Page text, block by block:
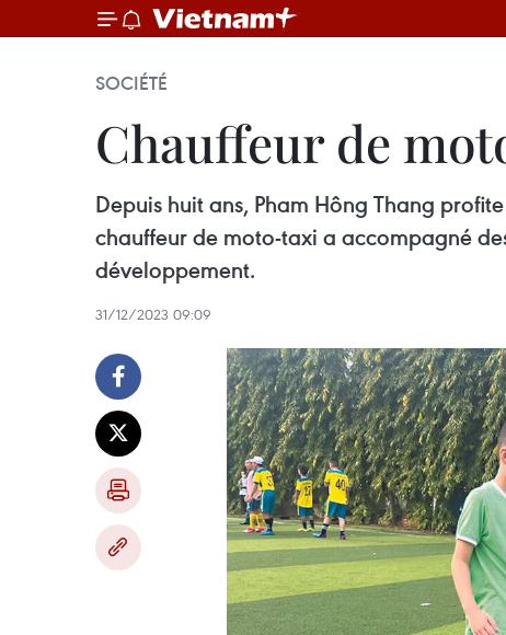
SOCIÉTÉ
Chauffeur de
Depuis huit ans, Pham Hông Thang
chauffeur de moto-taxi a accompagné
développement.
31/12/2023 09:09